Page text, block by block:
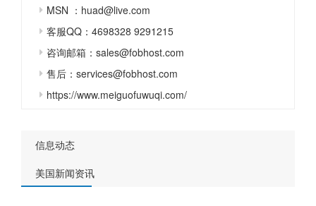
MSN ：huad@live.com
客服QQ：4698328 9291215
咨询邮箱：sales@fobhost.com
售后：services@fobhost.com
https://www.meiguofuwuqi.com/
信息动态
美国新闻资讯